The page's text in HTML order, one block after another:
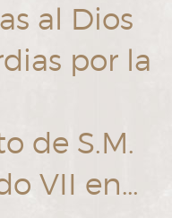
al Dios
por la
de S.M.
VII en…